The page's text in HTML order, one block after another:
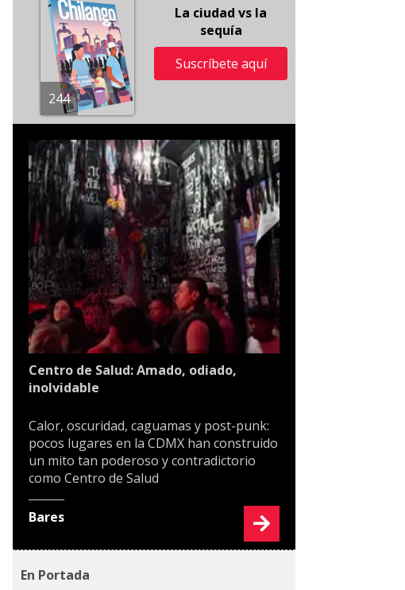
244
La ciudad vs la
sequía
Suscríbete aquí
Centro de Salud: Amado, odiado,
inolvidable
Calor, oscuridad, caguamas y post-punk:
pocos lugares en la CDMX han construido
un mito tan poderoso y contradictorio
como Centro de Salud
Bares
En Portada